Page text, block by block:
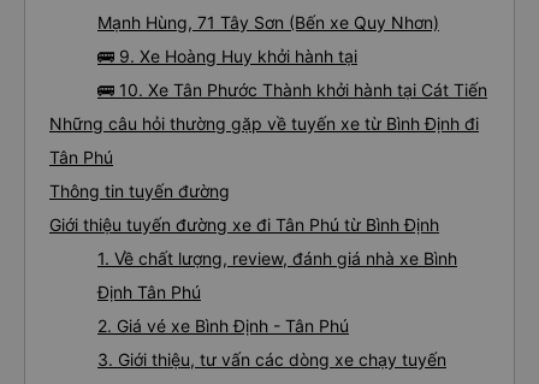
Mạnh Hùng, 71 Tây Sơn (Bến xe Quy Nhơn)
🚌 9. Xe Hoàng Huy khởi hành tại
🚌 10. Xe Tân Phước Thành khởi hành tại Cát Tiến
Những câu hỏi thường gặp về tuyến xe từ Bình Định đi
Tân Phú
Thông tin tuyến đường
Giới thiệu tuyến đường xe đi Tân Phú từ Bình Định
1. Về chất lượng, review, đánh giá nhà xe Bình
Định Tân Phú
2. Giá vé xe Bình Định - Tân Phú
3. Giới thiệu, tư vấn các dòng xe chạy tuyến